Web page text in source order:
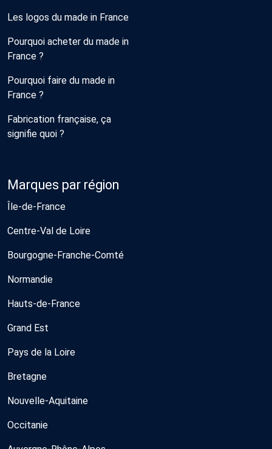
Les logos du made in France
Pourquoi acheter du made in
France ?
Pourquoi faire du made in
France ?
Fabrication française, ça
signifie quoi ?
Marques par région
Île-de-France
Centre-Val de Loire
Bourgogne-Franche-Comté
Normandie
Hauts-de-France
Grand Est
Pays de la Loire
Bretagne
Nouvelle-Aquitaine
Occitanie